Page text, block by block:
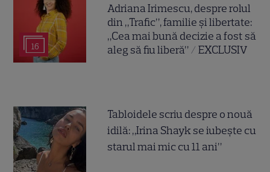
16
Adriana Irimescu, despre rolul
din „Trafic”, familie și libertate:
„Cea mai bună decizie a fost să
aleg să fiu liberă” / EXCLUSIV
Tabloidele scriu despre o nouă
idilă: „Irina Shayk se iubește cu
starul mai mic cu 11 ani”